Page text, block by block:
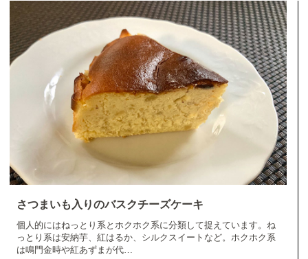
さつまいも入りのバスクチーズケーキ
個人的にはねっとり系とホクホク系に分類して捉えています。ね
っとり系は安納芋、紅はるか、シルクスイートなど。ホクホク系
は鳴門金時や紅あずまが代…